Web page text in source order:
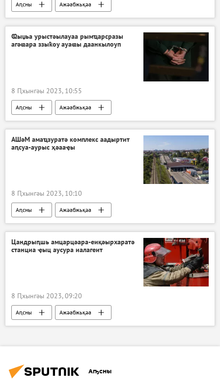
Аԥсны Ажәабжьқәа
Ҩыџьа урыстәылауаа рымҵарсразы
агәҩара ззыҟоу ауаҩы даанкылоуп
8 Ԥхынгәы 2023, 10:55
Аԥсны Ажәабжьқәа
АШәМ амаҵзуратә комплекс аадыртит
аԥсуа-аурыс ҳәааҿы
8 Ԥхынгәы 2023, 10:10
Аԥсны Ажәабжьқәа
Цандрыԥшь амцарцәара-еиқәырхаратә
станциа ҿыц аусура иалагеит
8 Ԥхынгәы 2023, 09:20
Аԥсны Ажәабжьқәа
Аҧсны